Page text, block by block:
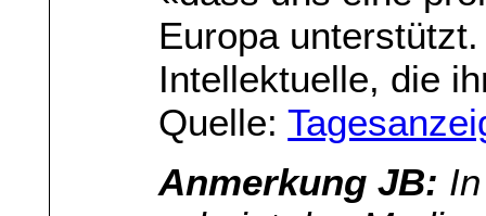
Europa
Intellektuelle, die
Quelle:
Anmerkung JB: